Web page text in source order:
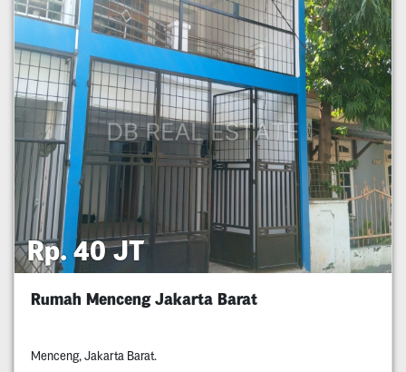
Rp. 40 JT
Rumah Menceng Jakarta Barat
Menceng, Jakarta Barat.